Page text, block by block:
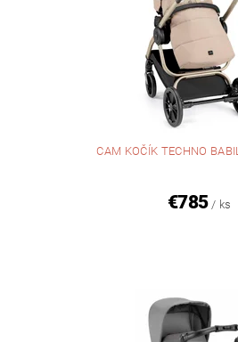
CAM KOČÍK TECHNO
€785 / ks